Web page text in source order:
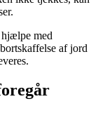
med
af jord